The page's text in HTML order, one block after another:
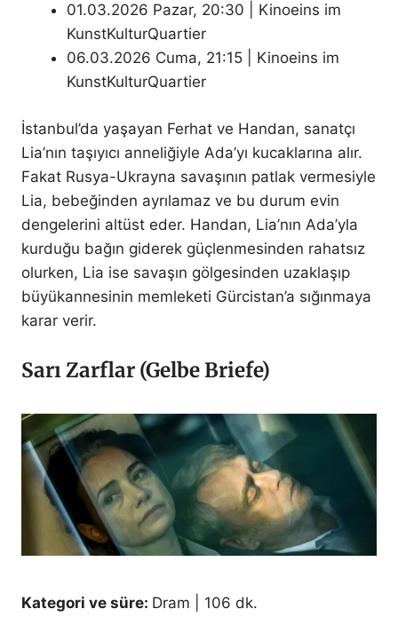
01.03.2026 Pazar, 20:30 | Kinoeins im
KunstKulturQuartier
06.03.2026 Cuma, 21:15 | Kinoeins im
KunstKulturQuartier
İstanbul’da yaşayan Ferhat ve Handan, sanatçı
Lia’nın taşıyıcı anneliğiyle Ada’yı kucaklarına alır.
Fakat Rusya-Ukrayna savaşının patlak vermesiyle
Lia, bebeğinden ayrılamaz ve bu durum evin
dengelerini altüst eder. Handan, Lia’nın Ada’yla
kurduğu bağın giderek güçlenmesinden rahatsız
olurken, Lia ise savaşın gölgesinden uzaklaşıp
büyükannesinin memleketi Gürcistan’a sığınmaya
karar verir.
Sarı Zarflar (Gelbe Briefe)
Kategori ve süre: Dram | 106 dk.